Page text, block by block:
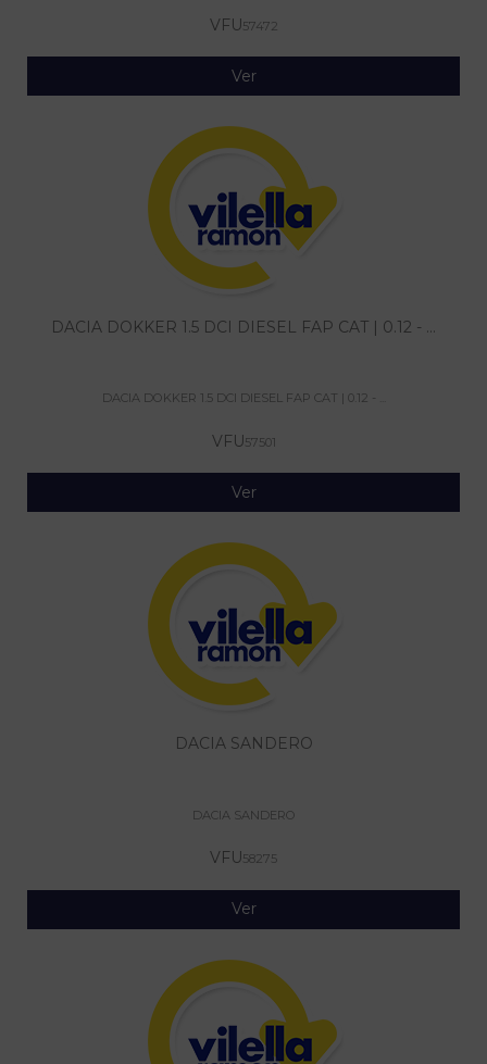
VFU57472
Ver
DACIA DOKKER 1.5 DCI DIESEL FAP CAT | 0.12 - ...
DACIA DOKKER 1.5 DCI DIESEL FAP CAT | 0.12 - ...
VFU57501
Ver
DACIA SANDERO
DACIA SANDERO
VFU58275
Ver